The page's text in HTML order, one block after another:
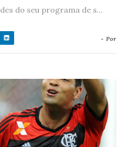
do seu programa de s...
- Por